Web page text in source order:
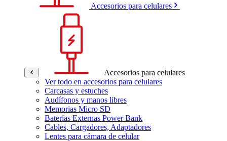
Accesorios para celulares
Accesorios para celulares
Ver todo en accesorios para celulares
Carcasas y estuches
Audífonos y manos libres
Memorias Micro SD
Baterías Externas Power Bank
Cables, Cargadores, Adaptadores
Lentes para cámara de celular